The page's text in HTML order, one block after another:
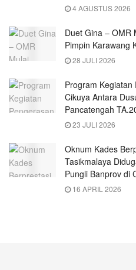
4 AGUSTUS 2026
Duet Gina – OMR
Pimpin Karawang
28 JULI 2026
Program
Cikuya Antara
Pancatengah
23 JULI 2026
Oknum Kades
Tasikmalaya
Pungli Banprov di
16 APRIL 2026